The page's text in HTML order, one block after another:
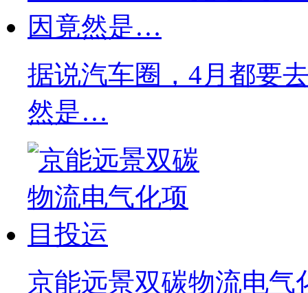
据说汽车圈，4月都要
然是…
京能远景双碳物流电气